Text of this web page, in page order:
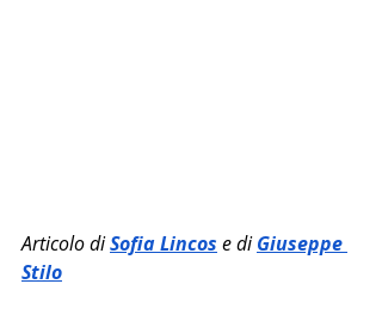
Articolo di Sofia Lincos e di Giuseppe
Stilo